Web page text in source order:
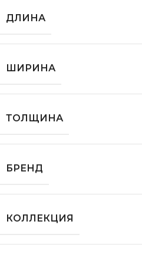
ДЛИНА
ШИРИНА
ТОЛЩИНА
БРЕНД
КОЛЛЕКЦИЯ